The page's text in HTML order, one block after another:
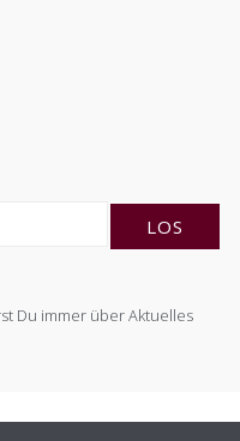
Du immer über Aktuelles